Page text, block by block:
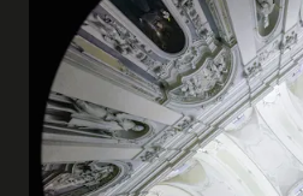
Categorie
Luoghi
Città
Stili